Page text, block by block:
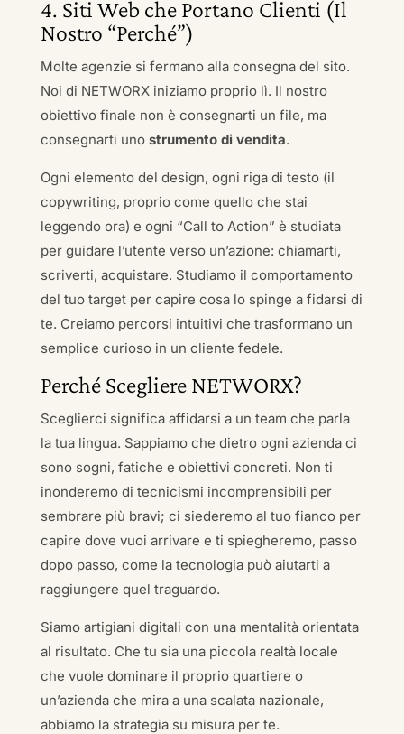
4. Siti Web che Portano Clienti (Il
Nostro “Perché”)
Molte agenzie si fermano alla consegna del sito.
Noi di NETWORX iniziamo proprio lì. Il nostro
obiettivo finale non è consegnarti un file, ma
consegnarti uno strumento di vendita.
Ogni elemento del design, ogni riga di testo (il
copywriting, proprio come quello che stai
leggendo ora) e ogni “Call to Action” è studiata
per guidare l’utente verso un’azione: chiamarti,
scriverti, acquistare. Studiamo il comportamento
del tuo target per capire cosa lo spinge a fidarsi di
te. Creiamo percorsi intuitivi che trasformano un
semplice curioso in un cliente fedele.
Perché Scegliere NETWORX?
Sceglierci significa affidarsi a un team che parla
la tua lingua. Sappiamo che dietro ogni azienda ci
sono sogni, fatiche e obiettivi concreti. Non ti
inonderemo di tecnicismi incomprensibili per
sembrare più bravi; ci siederemo al tuo fianco per
capire dove vuoi arrivare e ti spiegheremo, passo
dopo passo, come la tecnologia può aiutarti a
raggiungere quel traguardo.
Siamo artigiani digitali con una mentalità orientata
al risultato. Che tu sia una piccola realtà locale
che vuole dominare il proprio quartiere o
un’azienda che mira a una scalata nazionale,
abbiamo la strategia su misura per te.